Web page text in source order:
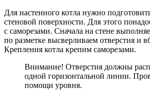
Для настенного котла нужно
стеновой поверхности. Для этого
с саморезами. Сначала на стене
по разметке высверливаем отверстия и
Крепления котла крепим саморезами.
Внимание! Отверстия должны
одной горизонтальной линии.
помощи уровня.